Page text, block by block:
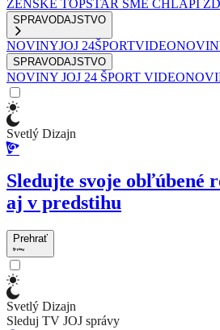
ŽENSKÉ TOPSTAR SME CHLAPI
SPRAVODAJSTVO
NOVINYJOJ 24ŠPORT
SPRAVODAJSTVO
NOVINY JOJ 24 ŠPORT
Svetlý Dizajn
Sledujte svoje obľúbené
aj v predstihu
Prehrať
Svetlý Dizajn
Sleduj TV JOJ správy